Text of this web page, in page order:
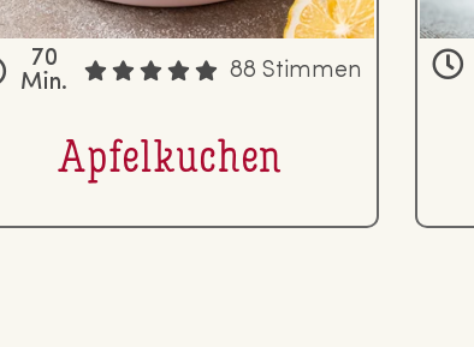
70
Min.
88 Stimmen
Ap­fel­ku­chen